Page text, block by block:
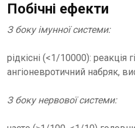
Побічні ефекти
З боку імунної системи:
рідкісні (<1/10000): реакція
ангіоневротичний набряк,
З боку нервової системи: